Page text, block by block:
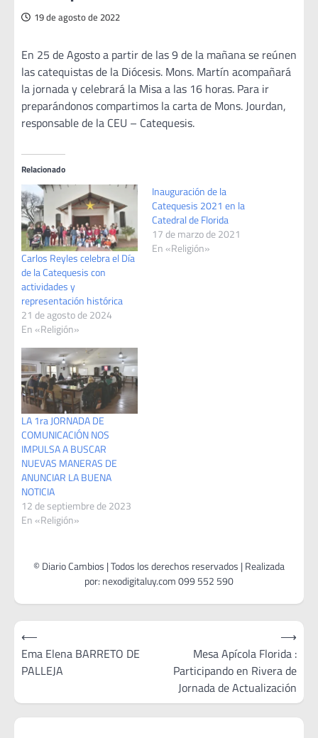
19 de agosto de 2022
En 25 de Agosto a partir de las 9 de la mañana se reúnen
las catequistas de la Diócesis. Mons. Martín acompañará
la jornada y celebrará la Misa a las 16 horas. Para ir
preparándonos compartimos la carta de Mons. Jourdan,
responsable de la CEU – Catequesis.
Relacionado
Carlos Reyles celebra el Día
de la Catequesis con
actividades y
representación histórica
21 de agosto de 2024
En «Religión»
Inauguración de la
Catequesis 2021 en la
Catedral de Florida
17 de marzo de 2021
En «Religión»
LA 1ra JORNADA DE
COMUNICACIÓN NOS
IMPULSA A BUSCAR
NUEVAS MANERAS DE
ANUNCIAR LA BUENA
NOTICIA
12 de septiembre de 2023
En «Religión»
Navegación
de
entradas
⟵
Ema Elena BARRETO DE
PALLEJA
Mesa Apícola Florida :
Participando en Rivera de
Jornada de Actualización
⟶